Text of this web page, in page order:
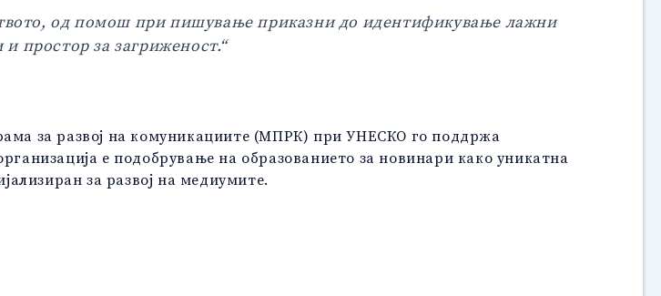
од помош при пишување приказни до идентификување лажни
простор за загриженост.“
за развој на комуникациите (МПРК) при УНЕСКО го поддржа
е подобрување на образованието за новинари како уникатна
за развој на медиумите.